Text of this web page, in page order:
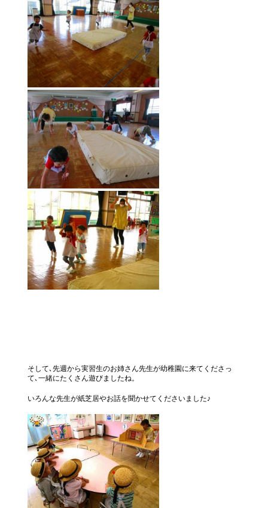
そして､先週から実習生のお姉さん先生が幼稚園に来てくださっ
て､一緒にたくさん遊びましたね。
いろんな先生が紙芝居やお話を聞かせてくださいました♪